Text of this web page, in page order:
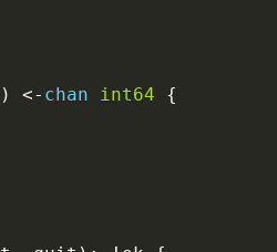
) <- chan int64
{